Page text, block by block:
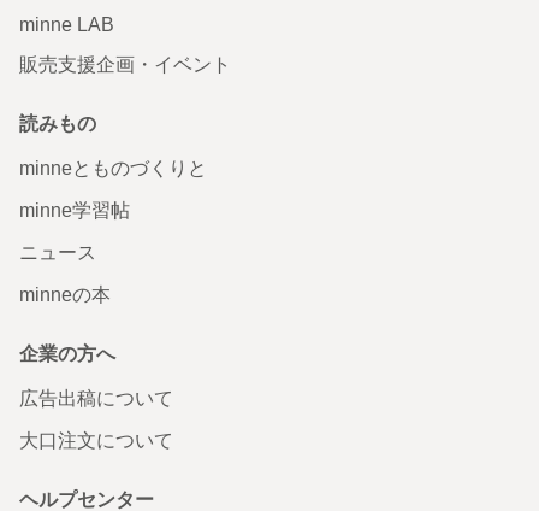
minne LAB
販売支援企画・イベント
読みもの
minneとものづくりと
minne学習帖
ニュース
minneの本
企業の方へ
広告出稿について
大口注文について
ヘルプセンター